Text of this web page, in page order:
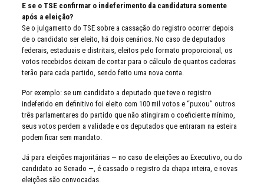
E se o TSE confirmar o indeferimento da candidatura somente
após a eleição?
Se o julgamento do TSE sobre a cassação do registro ocorrer depois
de o candidato ser eleito, há dois cenários. No caso de deputados
federais, estaduais e distritais, eleitos pelo formato proporcional, os
votos recebidos deixam de contar para o cálculo de quantos cadeiras
terão para cada partido, sendo feito uma nova conta.
Por exemplo: se um candidato a deputado que teve o registro
indeferido em definitivo foi eleito com 100 mil votos e “puxou” outros
três parlamentares do partido que não atingiram o coeficiente mínimo,
seus votos perdem a validade e os deputados que entraram na esteira
podem ficar sem mandato.
Já para eleições majoritárias — no caso de eleições ao Executivo, ou do
candidato ao Senado —, é cassado o registro da chapa inteira, e novas
eleições são convocadas.